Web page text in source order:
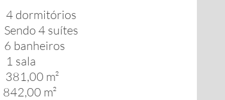
4 dormitórios
Sendo 4 suítes
6 banheiros
1 sala
381,00 m²
842,00 m²